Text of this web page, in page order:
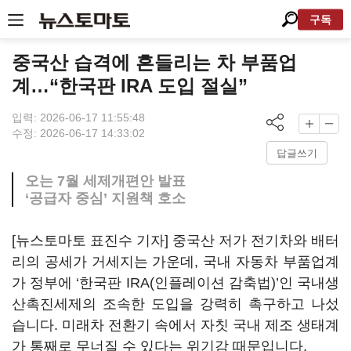
구독
중국산 습격에 흔들리는 차 부품업
계…“한국판 IRA 도입 절실”
입력: 2026-06-17 11:55:48
수정: 2026-06-17 14:33:02
답글쓰기
오는 7월 세제개편안 발표
‘공급자 중심’ 지원책 호소
[뉴스토마토 표진수 기자] 중국산 저가 전기차와 배터
리의 공세가 거세지는 가운데, 국내 자동차 부품업계
가 정부에 ‘한국판 IRA(인플레이션 감축법)’인 국내생
산촉진세제의 조속한 도입을 강력히 촉구하고 나섰
습니다. 미래차 전환기 속에서 자칫 국내 제조 생태계
가 통째로 무너질 수 있다는 위기감 때문입니다.